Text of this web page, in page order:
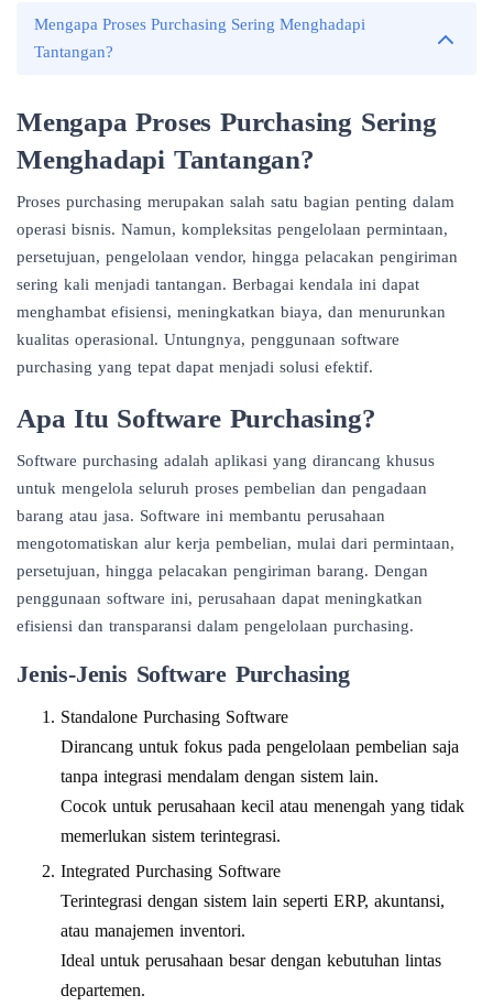
Mengapa Proses Purchasing Sering Menghadapi
Tantangan?
Mengapa Proses Purchasing Sering
Menghadapi Tantangan?
Proses purchasing merupakan salah satu bagian penting dalam
operasi bisnis. Namun, kompleksitas pengelolaan permintaan,
persetujuan, pengelolaan vendor, hingga pelacakan pengiriman
sering kali menjadi tantangan. Berbagai kendala ini dapat
menghambat efisiensi, meningkatkan biaya, dan menurunkan
kualitas operasional. Untungnya, penggunaan software
purchasing yang tepat dapat menjadi solusi efektif.
Apa Itu Software Purchasing?
Software purchasing adalah aplikasi yang dirancang khusus
untuk mengelola seluruh proses pembelian dan pengadaan
barang atau jasa. Software ini membantu perusahaan
mengotomatiskan alur kerja pembelian, mulai dari permintaan,
persetujuan, hingga pelacakan pengiriman barang. Dengan
penggunaan software ini, perusahaan dapat meningkatkan
efisiensi dan transparansi dalam pengelolaan purchasing.
Jenis-Jenis Software Purchasing
Standalone Purchasing Software
Dirancang untuk fokus pada pengelolaan pembelian saja
tanpa integrasi mendalam dengan sistem lain.
Cocok untuk perusahaan kecil atau menengah yang tidak
memerlukan sistem terintegrasi.
Integrated Purchasing Software
Terintegrasi dengan sistem lain seperti ERP, akuntansi,
atau manajemen inventori.
Ideal untuk perusahaan besar dengan kebutuhan lintas
departemen.